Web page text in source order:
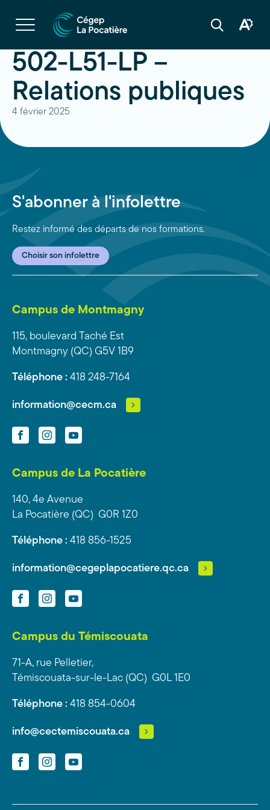
Ouvrir
la
navigation
site
Ouvrir
Ouvrir
502-L51-LP –
Relations publiques
4 février 2025
S'abonner à l'infolettre
Restez informé des départs de nos formations.
Choisir son infolettre
Campus de Montmagny
115, boulevard Taché Est
Montmagny (QC) G5V 1B9
Téléphone : 418 248-7164
information@cecm.ca
FacebookInstagramYouTube
Campus de La Pocatière
140, 4e Avenue
La Pocatière (QC) G0R 1Z0
Téléphone : 418 856-1525
information@cegeplapocatiere.qc.ca
FacebookInstagramYouTube
Campus du Témiscouata
71-A, rue Pelletier,
Témiscouata-sur-le-Lac (QC) G0L 1E0
Téléphone : 418 854-0604
info@cectemiscouata.ca
FacebookInstagramYouTube